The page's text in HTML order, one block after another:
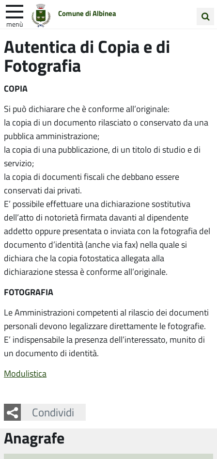
Comune di Albinea
menù
nel
sito
Entra in Comune Vivi Albinea
Unione Colline Matildiche
Autentica di Copia e di
Fotografia
COPIA
Si può dichiarare che è conforme all’originale:
la copia di un documento rilasciato o conservato da una
pubblica amministrazione;
la copia di una pubblicazione, di un titolo di studio e di
servizio;
la copia di documenti fiscali che debbano essere
conservati dai privati.
E’ possibile effettuare una dichiarazione sostitutiva
dell’atto di notorietà firmata davanti al dipendente
addetto oppure presentata o inviata con la fotografia del
documento d’identità (anche via fax) nella quale si
dichiara che la copia fotostatica allegata alla
dichiarazione stessa è conforme all’originale.
FOTOGRAFIA
Le Amministrazioni competenti al rilascio dei documenti
personali devono legalizzare direttamente le fotografie.
E’ indispensabile la presenza dell’interessato, munito di
un documento di identità.
Modulistica
Condividi
Facebook
Twitter
Whatsapp
Anagrafe